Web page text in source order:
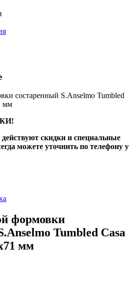
состаренный S.Anselmo Tumbled
мм
скидки и специальные
можете уточнить по телефону у
формовки
Tumbled Casa
мм